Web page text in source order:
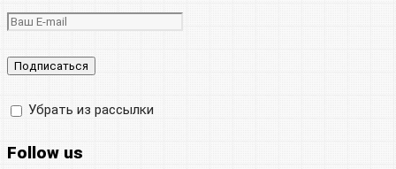
Убрать из рассылки
Follow us